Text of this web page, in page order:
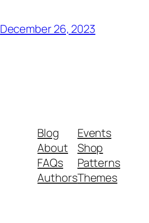
December 26, 2023
Blog
About
FAQs
Authors
Events
Shop
Patterns
Themes